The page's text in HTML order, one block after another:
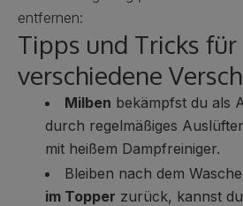
entfernen:
Tipps und Tricks für
verschiedene
Milben bekämpfst du als
durch regelmäßiges
mit heißem Dampfreiniger.
Bleiben nach dem
im Topper zurück, kannst